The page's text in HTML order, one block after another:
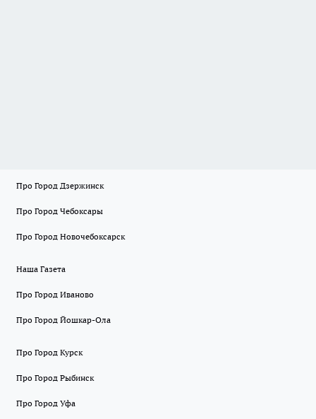
Про Город Дзержинск
Про Город Чебоксары
Про Город Новочебоксарск
Наша Газета
Про Город Иваново
Про Город Йошкар-Ола
Про Город Курск
Про Город Рыбинск
Про Город Уфа